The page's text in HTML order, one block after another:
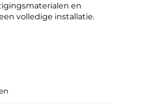
en
volledige installatie.